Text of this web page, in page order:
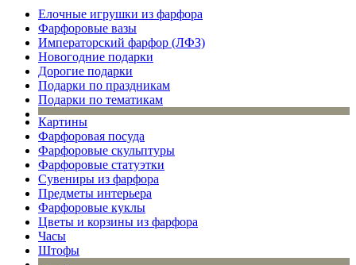
Елочные игрушки из фарфора
Фарфоровые вазы
Императорский фарфор (ЛФЗ)
Новогодние подарки
Дорогие подарки
Подарки по праздникам
Подарки по тематикам
Картины
Фарфоровая посуда
Фарфоровые скульптуры
Фарфоровые статуэтки
Сувениры из фарфора
Предметы интерьера
Фарфоровые куклы
Цветы и корзины из фарфора
Часы
Штофы